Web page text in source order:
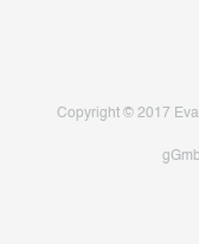
Copyright © 2017